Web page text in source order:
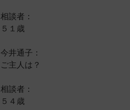
相談者：
５１歳
今井通子：
ご主人は？
相談者：
５４歳